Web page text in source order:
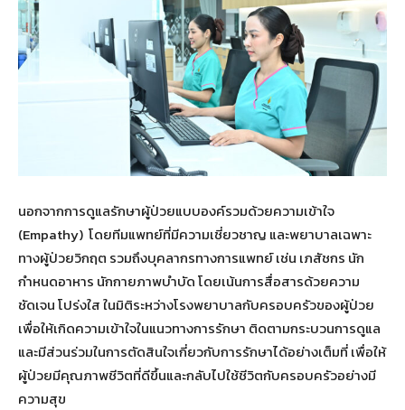
นอกจากการดูแลรักษาผู้ป่วยแบบองค์รวมด้วยความเข้าใจ
(Empathy) โดยทีมแพทย์ที่มีความเชี่ยวชาญ และพยาบาลเฉพาะ
ทางผู้ป่วยวิกฤต รวมถึงบุคลากรทางการแพทย์ เช่น เภสัชกร นัก
กำหนดอาหาร นักกายภาพบำบัด โดยเน้นการสื่อสารด้วยความ
ชัดเจน โปร่งใส ในมิติระหว่างโรงพยาบาลกับครอบครัวของผู้ป่วย
เพื่อให้เกิดความเข้าใจในแนวทางการรักษา ติดตามกระบวนการดูแล
และมีส่วนร่วมในการตัดสินใจเกี่ยวกับการรักษาได้อย่างเต็มที่ เพื่อให้
ผู้ป่วยมีคุณภาพชีวิตที่ดีขึ้นและกลับไปใช้ชีวิตกับครอบครัวอย่างมี
ความสุข